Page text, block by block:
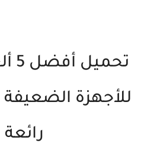
للأجهزة
رائعة